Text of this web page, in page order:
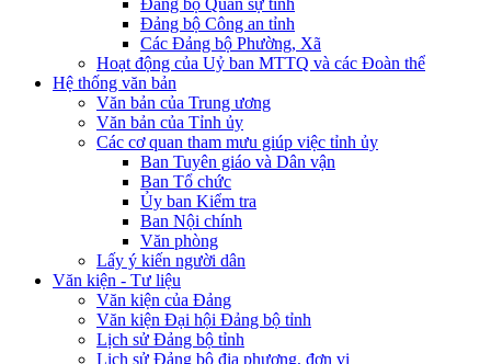
Đảng bộ Công an tỉnh
Các Đảng bộ Phường, Xã
Hoạt động của Uỷ ban MTTQ và các Đoàn thể
Hệ thống văn bản
Văn bản của Trung ương
Văn bản của Tỉnh ủy
Các cơ quan tham mưu giúp việc tỉnh ủy
Ban Tuyên giáo và Dân vận
Ban Tổ chức
Ủy ban Kiểm tra
Ban Nội chính
Văn phòng
Lấy ý kiến người dân
Văn kiện - Tư liệu
Văn kiện của Đảng
Văn kiện Đại hội Đảng bộ tỉnh
Lịch sử Đảng bộ tỉnh
Lịch sử Đảng bộ địa phương, đơn vị